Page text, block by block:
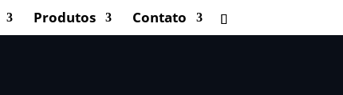
Produtos Contato